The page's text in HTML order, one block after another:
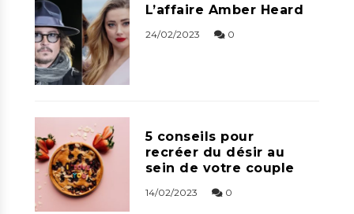
L’affaire Amber Heard
24/02/2023 0
5 conseils pour
recréer du désir au
sein de votre couple
14/02/2023 0